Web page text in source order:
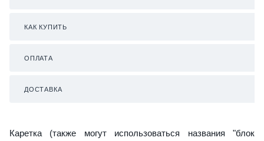
КАК КУПИТЬ
ОПЛАТА
ДОСТАВКА
Каретка (также могут использоваться названия "блок